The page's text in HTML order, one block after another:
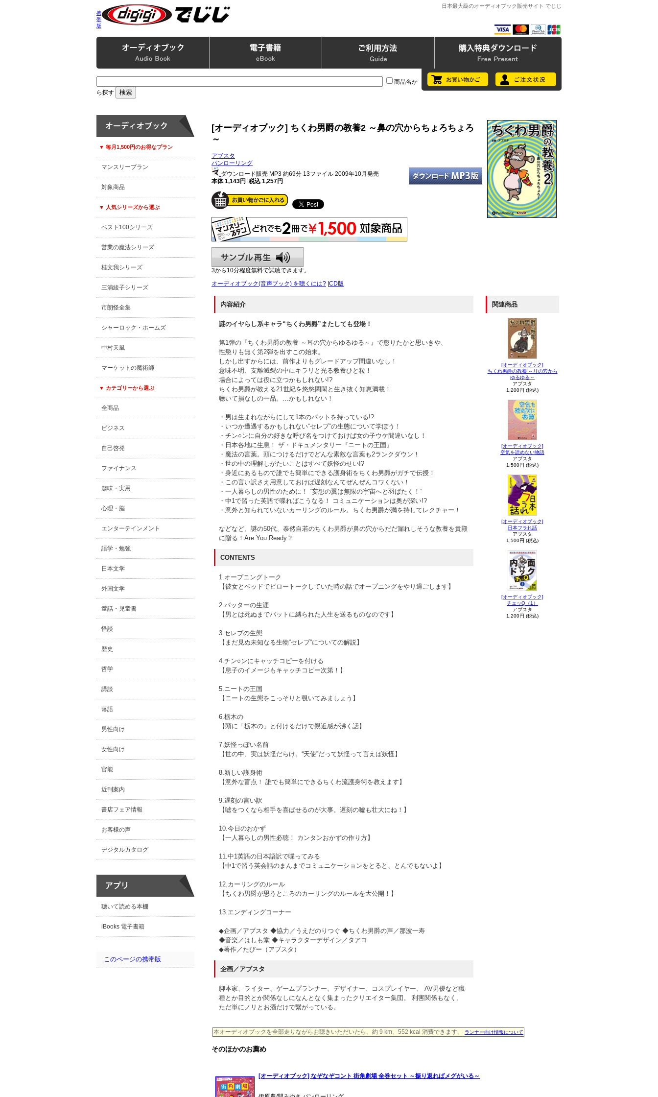
携
帯
版
日本最大級のオーディオブック販売サイト でじじ
商品名か
ら探す
▼ 毎月1,500円のお得なプラン
マンスリープラン
対象商品
▼ 人気シリーズから選ぶ
ベスト100シリーズ
営業の魔法シリーズ
桂文我シリーズ
三浦綾子シリーズ
市朗怪全集
シャーロック・ホームズ
中村天風
マーケットの魔術師
▼ カテゴリーから選ぶ
全商品
ビジネス
自己啓発
ファイナンス
趣味・実用
心理・脳
エンターテインメント
語学・勉強
日本文学
外国文学
童話・児童書
怪談
歴史
哲学
講談
落語
男性向け
女性向け
官能
近刊案内
書店フェア情報
お客様の声
デジタルカタログ
聴いて読める本棚
iBooks 電子書籍
このページの携帯版
[オーディオブック] ちくわ男爵の教養2 ～鼻の穴からちょろちょろ
～
アブスタ
パンローリング
ダウンロード販売 MP3 約69分 13ファイル 2009年10月発売
本体 1,143円 税込 1,257円
3から10分程度無料で試聴できます。
オーディオブック(音声ブック) を聴くには? |CD版
内容紹介
謎のイヤらし系キャラ“ちくわ男爵”またしても登場！
第1弾の『ちくわ男爵の教養 ～耳の穴からゆるゆる～』で懲りたかと思いきや、
性懲りも無く第2弾を出すこの始末。
しかし出すからには、前作よりもグレードアップ間違いなし！
意味不明、支離滅裂の中にキラリと光る教養ひと粒！
場合によっては役に立つかもしれない!?
ちくわ男爵が教える21世紀を悠悠閑閑と生き抜く知恵満載！
聴いて損なしの一品。…かもしれない！
・男は生まれながらにして1本のバットを持っている!?
・いつか遭遇するかもしれない“セレブ”の生態について学ぼう！
・チン○ンに自分の好きな呼び名をつけておけば女の子ウケ間違いなし！
・日本各地に生息！ ザ・ドキュメンタリー『ニートの王国』
・魔法の言葉。頭につけるだけでどんな素敵な言葉も2ランクダウン！
・世の中の理解しがたいことはすべて妖怪のせい!?
・身近にあるもので誰でも簡単にできる護身術をちくわ男爵がガチで伝授！
・この言い訳さえ用意しておけば遅刻なんてぜんぜんコワくない！
・一人暮らしの男性のために！ “妄想の翼は無限の宇宙へと羽ばたく！”
・中1で習った英語で喋ればこうなる！ コミュニケーションは奥が深い!?
・意外と知られていないカーリングのルール。ちくわ男爵が満を持してレクチャー！
などなど、謎の50代、泰然自若のちくわ男爵が鼻の穴からだだ漏れしそうな教養を貴殿
に贈る！Are You Ready？
CONTENTS
1.オープニングトーク
【彼女とベッドでピロートークしていた時の話でオープニングをやり過ごします】
2.バッターの生涯
【男とは死ぬまでバットに縛られた人生を送るものなのです】
3.セレブの生態
【まだ見ぬ未知なる生物“セレブ”についての解説】
4.チン○ンにキャッチコピーを付ける
【息子のイメージもキャッチコピー次第！】
5.ニートの王国
【ニートの生態をこっそりと覗いてみましょう】
6.栃木の
【頭に「栃木の」と付けるだけで親近感が沸く話】
7.妖怪っぽい名前
【世の中、実は妖怪だらけ。“天使”だって妖怪って言えば妖怪】
8.新しい護身術
【意外な盲点！ 誰でも簡単にできるちくわ流護身術を教えます】
9.遅刻の言い訳
【嘘をつくなら相手を喜ばせるのが大事。遅刻の嘘も壮大にね！】
10.今日のおかず
【一人暮らしの男性必聴！ カンタンおかずの作り方】
11.中1英語の日本語訳で喋ってみる
【中1で習う英会話のまんまでコミュニケーションをとると、とんでもないよ】
12.カーリングのルール
【ちくわ男爵が思うところのカーリングのルールを大公開！】
13.エンディングコーナー
◆企画／アブスタ ◆協力／うえだのりつぐ ◆ちくわ男爵の声／那波一寿
◆音楽／はしも堂 ◆キャラクターデザイン／タアコ
◆著作／たびー（アブスタ）
企画／アブスタ
脚本家、ライター、ゲームプランナー、デザイナー、コスプレイヤー、 AV男優など職
種とか目的とか関係なしになんとなく集まったクリエイター集団。 利害関係もなく、
ただ単にノリとお酒だけで繋がっている。
関連商品
[オーディオブック]
ちくわ男爵の教養 ～耳の穴から
ゆるゆる～
アブスタ
1,200円 (税込)
[オーディオブック]
空気を読めない物語
アブスタ
1,500円 (税込)
[オーディオブック]
日本フラれ話
アブスタ
1,500円 (税込)
[オーディオブック]
チェッQ（1）
アブスタ
1,200円 (税込)
本オーディオブックを全部走りながらお聴きいただいたら、約 9 km、552 kcal 消費できます。 ランナー向け情報について
そのほかのお薦め
[オーディオブック] なぞなぞコント 街角劇場 全巻セット ～振り返ればメグがいる～